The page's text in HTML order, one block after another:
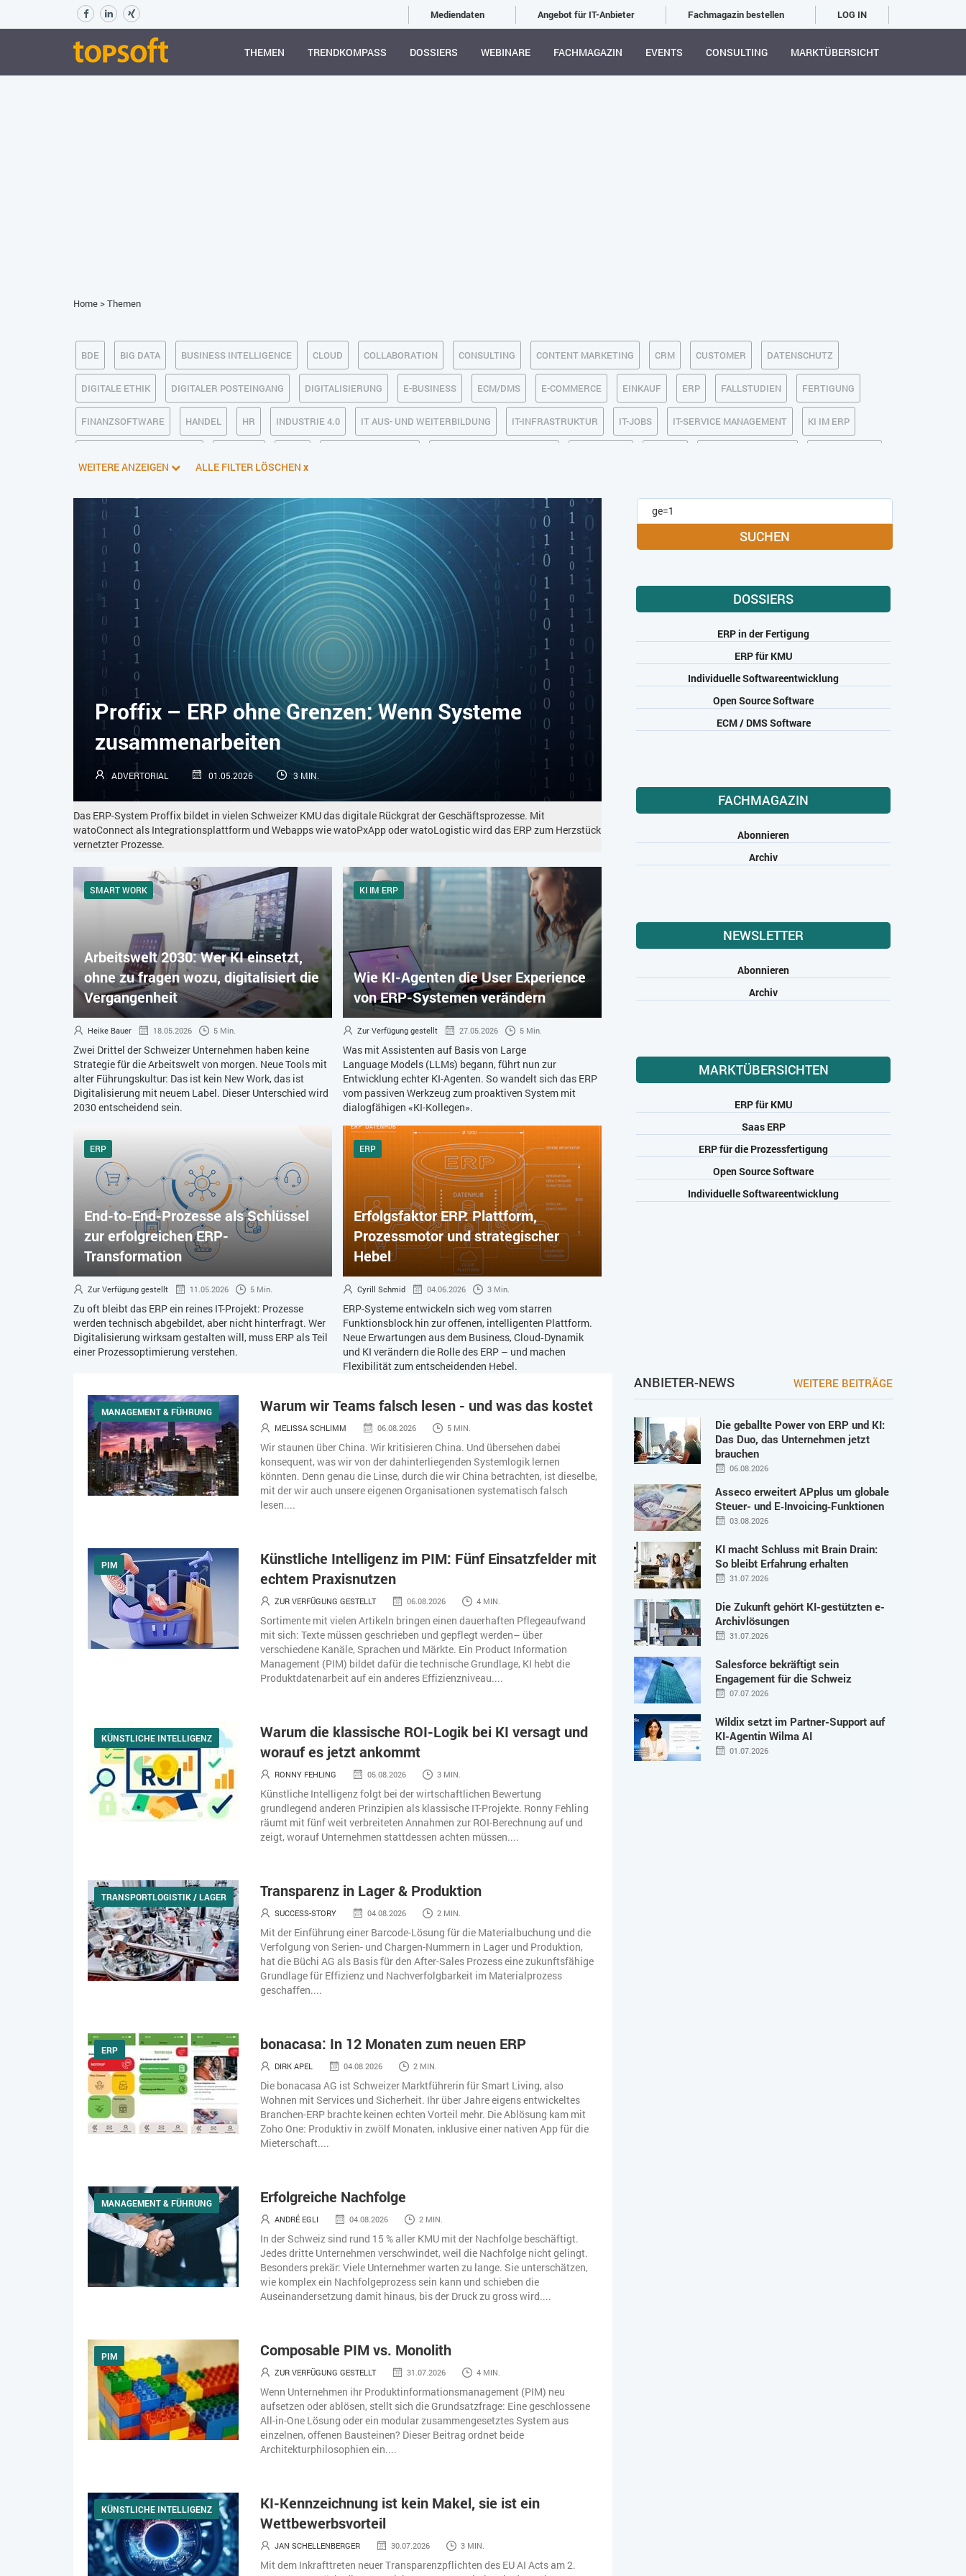
Mediendaten Angebot für IT-Anbieter Fachmagazin bestellen LOG IN
THEMEN TRENDKOMPASS DOSSIERS WEBINARE FACHMAGAZIN EVENTS CONSULTING MARKTÜBERSICHT
Home>Themen
BDE BIG DATA BUSINESS INTELLIGENCE CLOUD COLLABORATION CONSULTING CONTENT MARKETING CRM CUSTOMER DATENSCHUTZ
DIGITALE ETHIK DIGITALER POSTEINGANG DIGITALISIERUNG E-BUSINESS ECM/DMS E-COMMERCE EINKAUF ERP FALLSTUDIEN FERTIGUNG
FINANZSOFTWARE HANDEL HR INDUSTRIE 4.0 IT AUS- UND WEITERBILDUNG IT-INFRASTRUKTUR IT-JOBS IT-SERVICE MANAGEMENT KI IM ERP
SOFTWAREENTWICKLUNG SWONET TRANSPORTLOGISTIK / LAGER TRENDKOMPASS 2025 TRENDKOMPASS 2026
WEBDESIGN ZEITWIRTSCHAFT
WEITERE ANZEIGEN ALLE FILTER LÖSCHEN x
Proffix – ERP ohne Grenzen: Wenn Systeme
zusammenarbeiten
ADVERTORIAL 01.05.2026 3 MIN.
Das ERP-System Proffix bildet in vielen Schweizer KMU das digitale Rückgrat der Geschäftsprozesse. Mit
watoConnect als Integrationsplattform und Webapps wie watoPxApp oder watoLogistic wird das ERP zum Herzstück
vernetzter Prozesse.
SMART WORK
Arbeitswelt 2030: Wer KI einsetzt,
ohne zu fragen wozu, digitalisiert die
Vergangenheit
Heike Bauer 18.05.2026 5 Min.
Zwei Drittel der Schweizer Unternehmen haben keine
Strategie für die Arbeitswelt von morgen. Neue Tools mit
alter Führungskultur: Das ist kein New Work, das ist
Digitalisierung mit neuem Label. Dieser Unterschied wird
2030 entscheidend sein.
KI IM ERP
Wie KI-Agenten die User Experience
von ERP-Systemen verändern
Zur Verfügung gestellt 27.05.2026 5 Min.
Was mit Assistenten auf Basis von Large
Language Models (LLMs) begann, führt nun zur
Entwicklung echter KI-Agenten. So wandelt sich das ERP
vom passiven Werkzeug zum proaktiven System mit
dialogfähigen «KI-Kollegen».
ERP
End-to-End-Prozesse als Schlüssel
zur erfolgreichen ERP-
Transformation
Zur Verfügung gestellt 11.05.2026 5 Min.
Zu oft bleibt das ERP ein reines IT-Projekt: Prozesse
werden technisch abgebildet, aber nicht hinterfragt. Wer
Digitalisierung wirksam gestalten will, muss ERP als Teil
einer Prozessoptimierung verstehen.
ERP
Erfolgsfaktor ERP: Plattform,
Prozessmotor und strategischer
Hebel
Cyrill Schmid 04.06.2026 3 Min.
ERP-Systeme entwickeln sich weg vom starren
Funktionsblock hin zur offenen, intelligenten Plattform.
Neue Erwartungen aus dem Business, Cloud‑Dynamik
und KI verändern die Rolle des ERP – und machen
Flexibilität zum entscheidenden Hebel.
SUCHEN
DOSSIERS
ERP in der Fertigung
ERP für KMU
Individuelle Softwareentwicklung
Open Source Software
ECM / DMS Software
FACHMAGAZIN
Abonnieren
Archiv
NEWSLETTER
Abonnieren
Archiv
MARKTÜBERSICHTEN
ERP für KMU
Saas ERP
ERP für die Prozessfertigung
Open Source Software
Individuelle Softwareentwicklung
MANAGEMENT & FÜHRUNG Warum wir Teams falsch lesen - und was das kostet
MELISSA SCHLIMM 06.08.2026 5 MIN.
Wir staunen über China. Wir kritisieren China. Und übersehen dabei
konsequent, was wir von der dahinterliegenden Systemlogik lernen
könnten. Denn genau die Linse, durch die wir China betrachten, ist dieselbe,
mit der wir auch unsere eigenen Organisationen systematisch falsch
lesen....
PIM
Künstliche Intelligenz im PIM: Fünf Einsatzfelder mit
echtem Praxisnutzen
ZUR VERFÜGUNG GESTELLT 06.08.2026 4 MIN.
Sortimente mit vielen Artikeln bringen einen dauerhaften Pflegeaufwand
mit sich: Texte müssen geschrieben und gepflegt werden– über
verschiedene Kanäle, Sprachen und Märkte. Ein Product Information
Management (PIM) bildet dafür die technische Grundlage, KI hebt die
Produktdatenarbeit auf ein anderes Effizienzniveau....
KÜNSTLICHE INTELLIGENZ
Warum die klassische ROI-Logik bei KI versagt und
worauf es jetzt ankommt
RONNY FEHLING 05.08.2026 3 MIN.
Künstliche Intelligenz folgt bei der wirtschaftlichen Bewertung
grundlegend anderen Prinzipien als klassische IT-Projekte. Ronny Fehling
räumt mit fünf weit verbreiteten Annahmen zur ROI-Berechnung auf und
zeigt, worauf Unternehmen stattdessen achten müssen....
TRANSPORTLOGISTIK / LAGER Transparenz in Lager & Produktion
SUCCESS-STORY 04.08.2026 2 MIN.
Mit der Einführung einer Barcode-Lösung für die Materialbuchung und die
Verfolgung von Serien- und Chargen-Nummern in Lager und Produktion,
hat die Büchi AG als Basis für den After-Sales Prozess eine zukunftsfähige
Grundlage für Effizienz und Nachverfolgbarkeit im Materialprozess
geschaffen....
ERP bonacasa: In 12 Monaten zum neuen ERP
DIRK APEL 04.08.2026 2 MIN.
Die bonacasa AG ist Schweizer Marktführerin für Smart Living, also
Wohnen mit Services und Sicherheit. Ihr über Jahre eigens entwickeltes
Branchen-ERP brachte keinen echten Vorteil mehr. Die Ablösung kam mit
Zoho One: Produktiv in zwölf Monaten, inklusive einer nativen App für die
Mieterschaft....
MANAGEMENT & FÜHRUNG Erfolgreiche Nachfolge
ANDRÉ EGLI 04.08.2026 2 MIN.
In der Schweiz sind rund 15 % aller KMU mit der Nachfolge beschäftigt.
Jedes dritte Unternehmen verschwindet, weil die Nachfolge nicht gelingt.
Besonders prekär: Viele Unternehmer warten zu lange. Sie unterschätzen,
wie komplex ein Nachfolgeprozess sein kann und schieben die
Auseinandersetzung damit hinaus, bis der Druck zu gross wird....
PIM Composable PIM vs. Monolith
ZUR VERFÜGUNG GESTELLT 31.07.2026 4 MIN.
Wenn Unternehmen ihr Produktinformationsmanagement (PIM) neu
aufsetzen oder ablösen, stellt sich die Grundsatzfrage: Eine geschlossene
All-in-One Lösung oder ein modular zusammengesetztes System aus
einzelnen, offenen Bausteinen? Dieser Beitrag ordnet beide
Architekturphilosophien ein....
KÜNSTLICHE INTELLIGENZ
KI-Kennzeichnung ist kein Makel, sie ist ein
Wettbewerbsvorteil
JAN SCHELLENBERGER 30.07.2026 3 MIN.
Mit dem Inkrafttreten neuer Transparenzpflichten des EU AI Acts am 2.
ANBIETER-NEWS WEITERE BEITRÄGE
Die geballte Power von ERP und KI:
Das Duo, das Unternehmen jetzt
brauchen
06.08.2026
Asseco erweitert APplus um globale
Steuer- und E‑Invoicing‑Funktionen
03.08.2026
KI macht Schluss mit Brain Drain:
So bleibt Erfahrung erhalten
31.07.2026
Die Zukunft gehört KI-gestützten e-
Archivlösungen
31.07.2026
Salesforce bekräftigt sein
Engagement für die Schweiz
07.07.2026
Wildix setzt im Partner-Support auf
KI-Agentin Wilma AI
01.07.2026